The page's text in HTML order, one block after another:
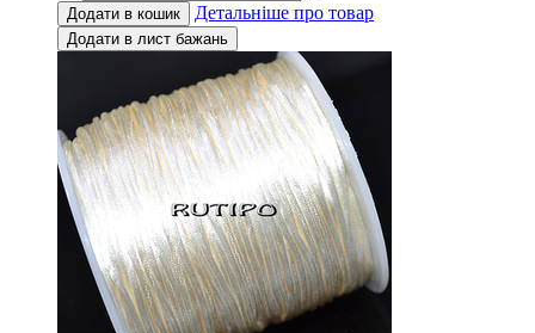
Додати в кошик Детальніше про товар
Додати в лист бажань